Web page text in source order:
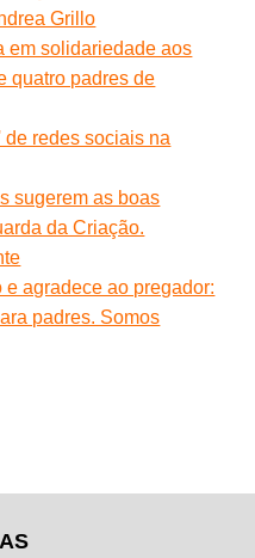
Grillo
em solidariedade aos
quatro padres de
redes sociais na
sugerem as boas
da Criação.
agradece ao pregador:
padres. Somos